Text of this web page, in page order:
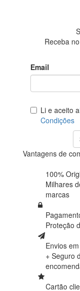
Receba
Email
Li e aceito a
Condições
Vantagens de
100%
Milhares
marcas
Proteção
Envios
+ Seguro
Cartão